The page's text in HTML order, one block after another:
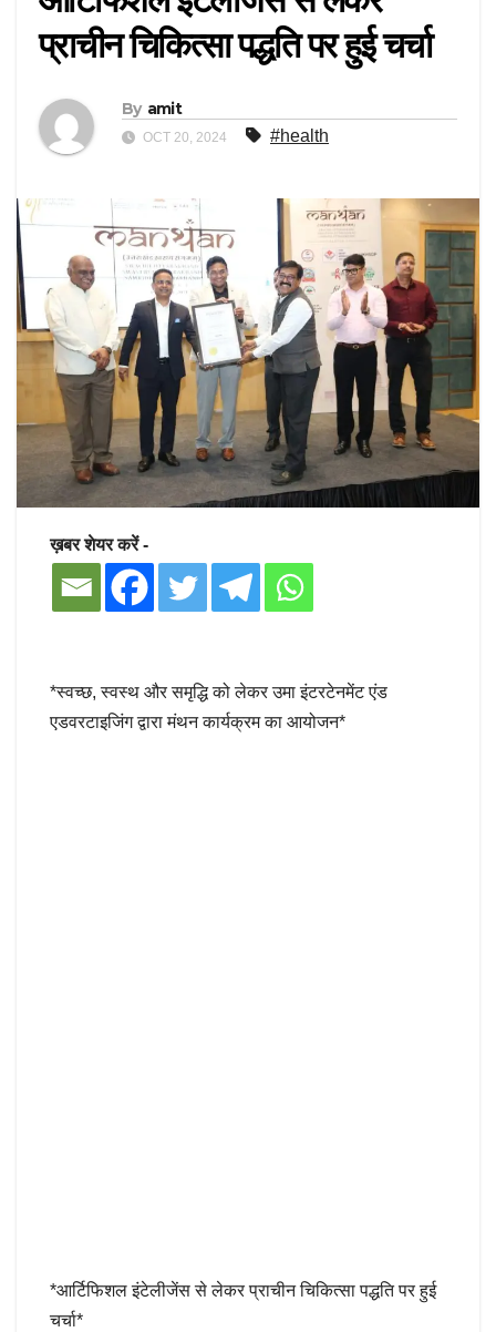
प्राचीन चिकित्सा पद्धति पर हुई चर्चा
By amit
OCT 20, 2024 #health
ख़बर शेयर करें -
*स्वच्छ, स्वस्थ और समृद्धि को लेकर उमा इंटरटेनमेंट एंड
एडवरटाइजिंग द्वारा मंथन कार्यक्रम का आयोजन*
*आर्टिफिशल इंटेलीजेंस से लेकर प्राचीन चिकित्सा पद्धति पर हुई
चर्चा*